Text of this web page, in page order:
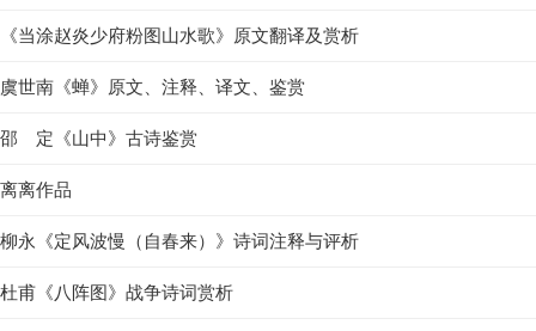
《当涂赵炎少府粉图山水歌》原文翻译及赏析
虞世南《蝉》原文、注释、译文、鉴赏
邵 定《山中》古诗鉴赏
离离作品
柳永《定风波慢（自春来）》诗词注释与评析
杜甫《八阵图》战争诗词赏析